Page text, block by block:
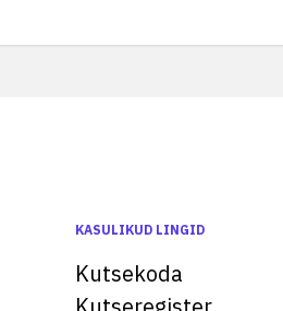
KASULIKUD LINGID
Kutsekoda